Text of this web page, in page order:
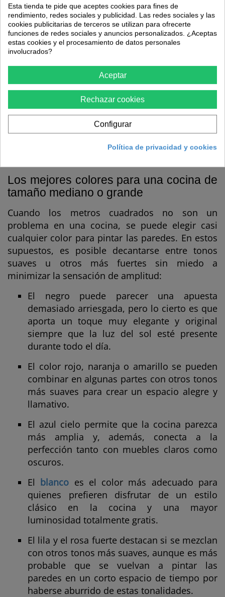
pero en este contexto, el blanco roto
también funciona a la perfección.
El gris claro es una de las mejores
alternativas, ya que se puede combinar con
casi cualquier color del mobiliario.
Los colores tierra suaves convierten la
cocina en un espacio más hogareño.
Los tonos pasteles como azul turquesa,
verde menta, rosa palo o amarillo y naranja
claros para dar un toque más alegre a la
Los mejores colores para una cocina de
tamaño mediano o grande
Cuando los metros cuadrados no son un
problema en una cocina, se puede elegir casi
cualquier color para pintar las paredes. En estos
supuestos, es posible decantarse entre tonos
suaves u otros más fuertes sin miedo a
minimizar la sensación de amplitud:
El negro puede parecer una apuesta
demasiado arriesgada, pero lo cierto es que
aporta un toque muy elegante y original
siempre que la luz del sol esté presente
durante todo el día.
El color rojo, naranja o amarillo se pueden
combinar en algunas partes con otros tonos
más suaves para crear un espacio alegre y
llamativo.
El azul cielo permite que la cocina parezca
más amplia y, además, conecta a la
perfección tanto con muebles claros como
oscuros.
El blanco es el color más adecuado para
quienes prefieren disfrutar de un estilo
clásico en la cocina y una mayor
luminosidad totalmente gratis.
El lila y el rosa fuerte destacan si se mezclan
con otros tonos más suaves, aunque es más
probable que se vuelvan a pintar las
paredes en un corto espacio de tiempo por
haberse aburrido de estas tonalidades.
Esta tienda te pide que aceptes cookies para fines de
rendimiento, redes sociales y publicidad. Las redes sociales y las
cookies publicitarias de terceros se utilizan para ofrecerte
funciones de redes sociales y anuncios personalizados. ¿Aceptas
estas cookies y el procesamiento de datos personales
involucrados?
Aceptar
Rechazar cookies
Configurar
Política de privacidad y cookies